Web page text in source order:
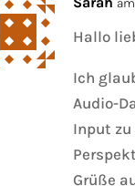
Hallo
Ich
Audio-
Input zu
Grüße